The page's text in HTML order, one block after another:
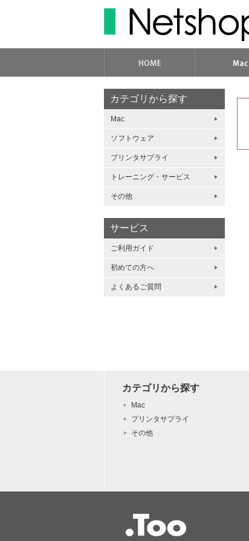
カテゴリから探す
Mac
ソフトウェア
プリンタサプライ
トレーニング・サービス
その他
サービス
ご利用ガイド
初めての方へ
よくあるご質問
カテゴリから探す
Mac
プリンタサプライ
その他